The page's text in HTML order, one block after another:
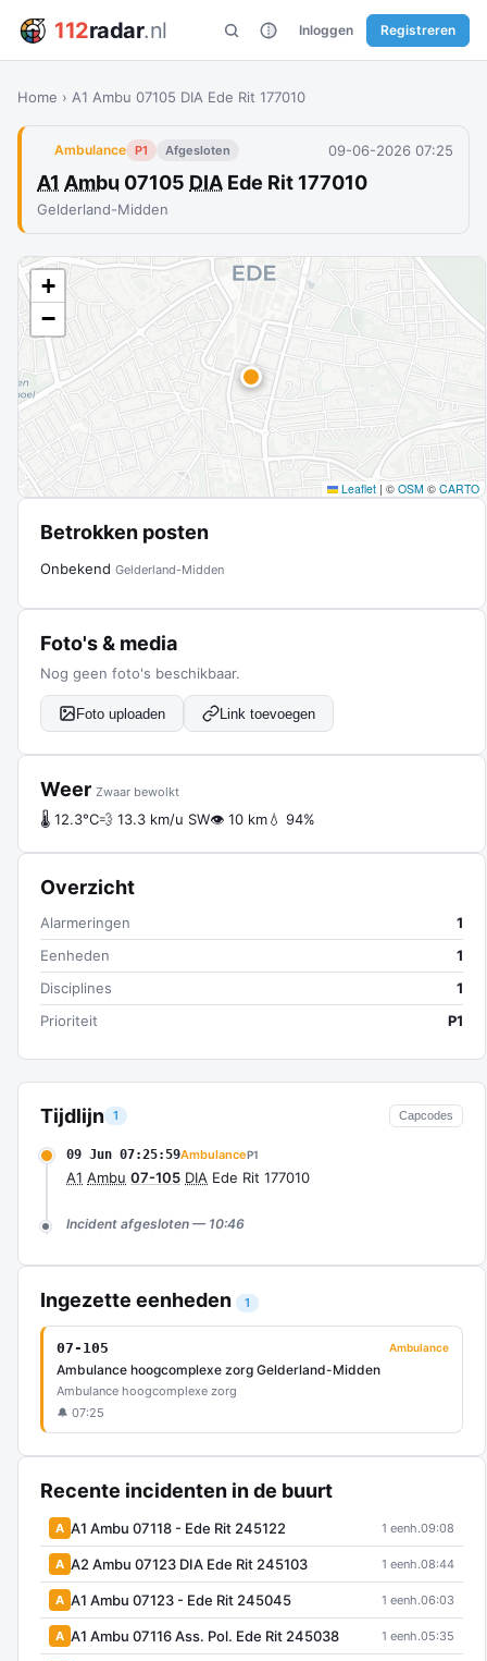
112radar.nl Inloggen Registreren
Home › A1 Ambu 07105 DIA Ede Rit 177010
Ambulance P1 Afgesloten 09-06-2026 07:25
A1 Ambu 07105 DIA Ede Rit 177010
Gelderland-Midden
Tijdlijn 1 Capcodes
09 Jun 07:25:59AmbulanceP1
A1 Ambu 07-105 DIA Ede Rit 177010
Incident afgesloten — 10:46
Ingezette eenheden 1
07-105 Ambulance
Ambulance hoogcomplexe zorg Gelderland-Midden
Ambulance hoogcomplexe zorg
🔔 07:25
Recente incidenten in de buurt
A A1 Ambu 07118 - Ede Rit 245122 1 eenh.09:08
A A2 Ambu 07123 DIA Ede Rit 245103 1 eenh.08:44
A A1 Ambu 07123 - Ede Rit 245045 1 eenh.06:03
A A1 Ambu 07116 Ass. Pol. Ede Rit 245038 1 eenh.05:35
+
−
Leaflet | © OSM © CARTO
Betrokken posten
Onbekend Gelderland-Midden
Foto's & media
Nog geen foto's beschikbaar.
Foto uploaden Link toevoegen
Weer Zwaar bewolkt
🌡 12.3°C💨 13.3 km/u SW👁 10 km💧 94%
Overzicht
Alarmeringen
1
Eenheden
1
Disciplines
1
Prioriteit
P1